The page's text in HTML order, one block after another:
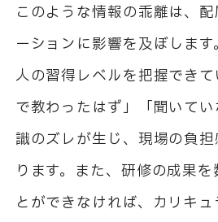
このような情報の乖離は、
ーションに影響を及ぼしま
人の習得レベルを把握でき
で教わったはず」「聞いて
識のズレが生じ、現場の負
ります。また、研修の成果
とができなければ、カリキ